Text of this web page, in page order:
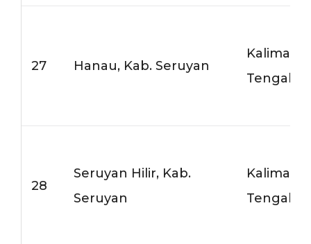
27 Hanau, Kab. Seruyan
Tengah
28
Seruyan Hilir, Kab.
Seruyan
Tengah